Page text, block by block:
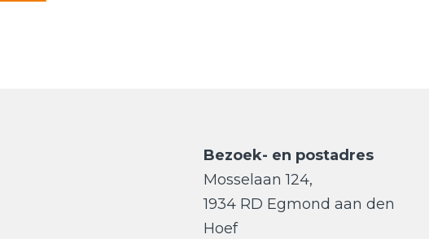
Bezoek- en postadres
Mosselaan 124,
1934 RD Egmond aan den
Hoef